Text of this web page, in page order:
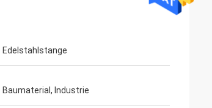
Edelstahlstange
Baumaterial, Industrie